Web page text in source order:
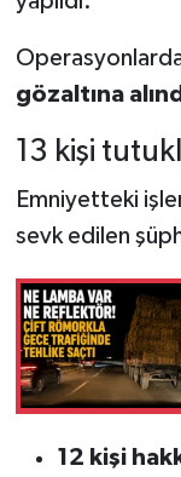
gözaltına
13 kişi
Emniyetteki
sevk edilen
12 kişi